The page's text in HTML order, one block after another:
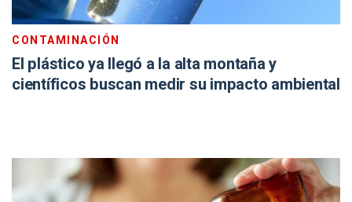
CONTAMINACIÓN
El plástico ya llegó a la alta montaña y
científicos buscan medir su impacto ambiental